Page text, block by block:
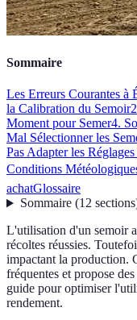
Sommaire
Les Erreurs Courantes à
la Calibration du Semoir
Moment pour Semer4.
Mal Sélectionner les
Pas Adapter les
Conditions
achatGlossaire
Sommaire(12 sections
L'utilisation d'un semoir
récoltes réussies.
impactant la production.
fréquentes et propose
guide pour optimiser
rendement.